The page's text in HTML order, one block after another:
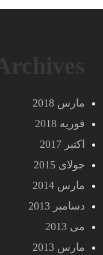
مارس 2018
فوریه 2018
اکتبر 2017
جولای 2015
مارس 2014
دسامبر 2013
می 2013
مارس 2013